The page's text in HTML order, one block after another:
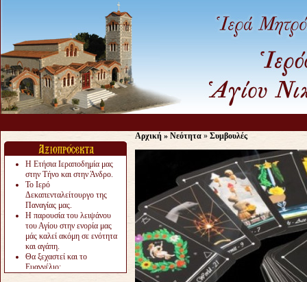
Η Ετήσια Ιεραποδημία μας
στην Τήνο και στην Άνδρο.
Το Ιερό
Δεκαπενταλείτουργο της
Παναγίας μας.
Η παρουσία του λειψάνου
του Αγίου στην ενορία μας
μάς καλεί ακόμη σε ενότητα
και αγάπη.
Θα ξεχαστεί και το
Ευαγγέλιο;
Αρχική » Νεότητα » Συμβουλές